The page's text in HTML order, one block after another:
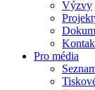
Výzvy
Pro média